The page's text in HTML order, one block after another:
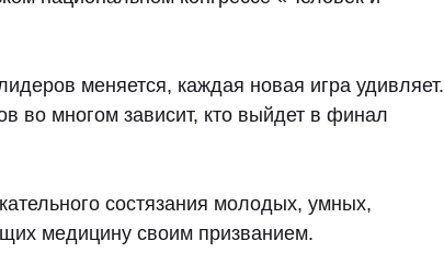
меняется, каждая новая игра удивляет.
во многом зависит, кто выйдет в финал
состязания молодых, умных,
медицину своим призванием.